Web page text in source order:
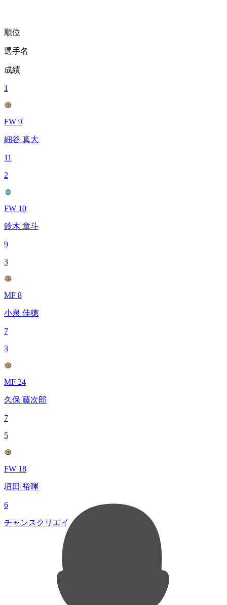
順位
選手名
成績
1
FW 9
細谷 真大
11
2
FW 10
鈴木 章斗
9
3
MF 8
小泉 佳穂
7
3
MF 24
久保 藤次郎
7
5
FW 18
垣田 裕暉
6
チャンスクリエイト総数